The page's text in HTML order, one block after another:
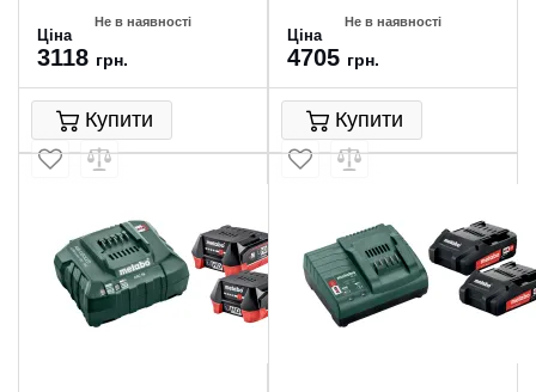
Не в наявності
Ціна
3118 грн.
Купити
Не в наявності
Ціна
4705 грн.
Купити